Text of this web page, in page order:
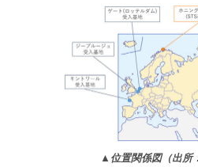
▲位置関係図（出所